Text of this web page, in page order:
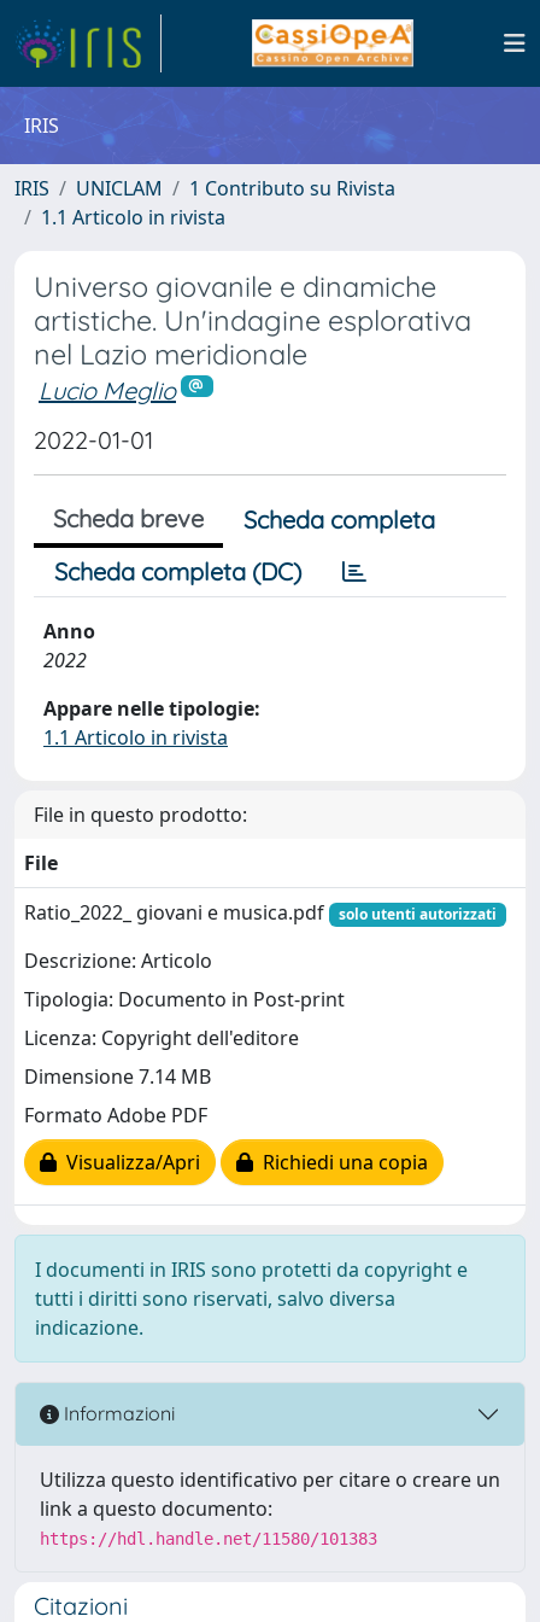
IRIS
IRIS UNICLAM
1 Contributo su Rivista
1.1 Articolo in rivista
Universo giovanile e dinamiche
artistiche. Un'indagine esplorativa
nel Lazio meridionale
Lucio Meglio
2022-01-01
Scheda breve
Scheda completa
Scheda completa (DC)
Anno
2022
Appare nelle tipologie:
1.1 Articolo in rivista
File in questo prodotto:
File
Ratio_2022_ giovani e musica.pdf
solo utenti autorizzati
Descrizione: Articolo
Tipologia: Documento in Post-print
Licenza: Copyright dell'editore
Dimensione 7.14 MB
Formato Adobe PDF
Visualizza/Apri
Richiedi una copia
I documenti in IRIS sono protetti da copyright e
tutti i diritti sono riservati, salvo diversa
indicazione.
Informazioni
Utilizza questo identificativo per citare o creare un
link a questo documento:
https://hdl.handle.net/11580/101383
Citazioni